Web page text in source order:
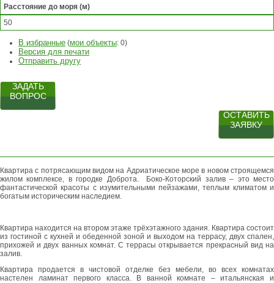
Расстояние до моря (м)
50
В избранные (мои объекты: 0)
Версия для печати
Отправить другу
ЗАДАТЬ
ВОПРОС
ОСТАВИТЬ
ЗАЯВКУ
Квартира с потрясающим видом на Адриатическое море в новом строящемся
жилом комплексе, в городке Доброта. Боко-Которский залив – это место
фантастической красоты с изумительными пейзажами, теплым климатом и
богатым историческим наследием.
Квартира находится на втором этаже трёхэтажного здания. Квартира состоит
из гостиной с кухней и обеденной зоной и выходом на террасу, двух спален,
прихожей и двух ванных комнат. С террасы открывается прекрасный вид на
залив.
Квартира продается в чистовой отделке без мебели, во всех комнатах
настелен ламинат первого класса. В ванной комнате – итальянская и